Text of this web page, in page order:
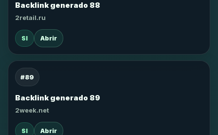
Backlink generado 88
2retail.ru
SI Abrir
#89
Backlink generado 89
2week.net
SI Abrir